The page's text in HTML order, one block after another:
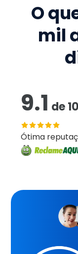
O
mil
9.1 de10
Ótima